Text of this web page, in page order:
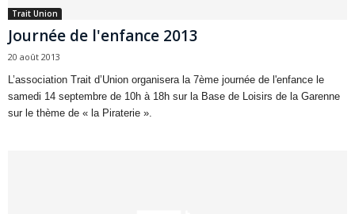
Trait Union
Journée de l'enfance 2013
20 août 2013
L’association Trait d’Union organisera la 7ème journée de l'enfance le
samedi 14 septembre de 10h à 18h sur la Base de Loisirs de la Garenne
sur le thème de « la Piraterie ».